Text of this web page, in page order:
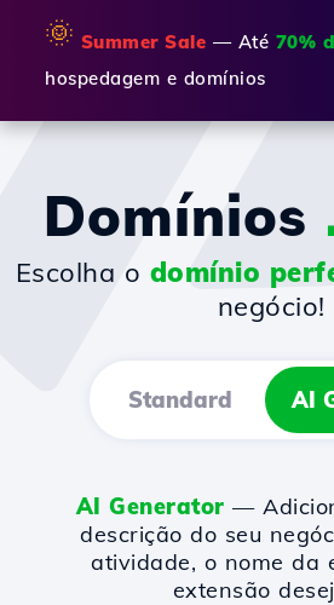
🌞 Summer Sale — Até 70%
hospedagem e domínios
Domínios
Escolha o domínio
negócio!
Standard AI
AI Generator —
descrição do seu
atividade, o nome da
extensão